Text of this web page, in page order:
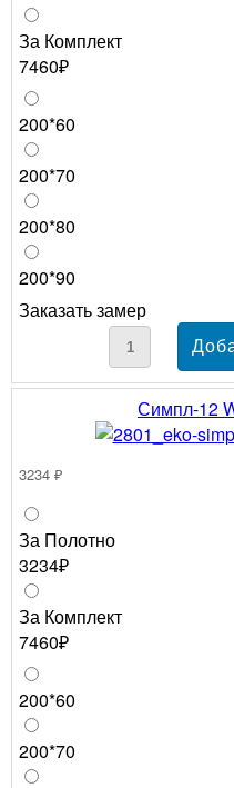
За Комплект
7460₽
200*60
200*70
200*80
200*90
Заказать замер
Симпл-12
3234 ₽
За Полотно
3234₽
За Комплект
7460₽
200*60
200*70